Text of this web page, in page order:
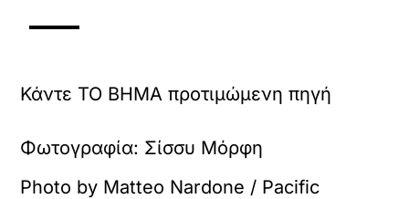
Κάντε TO BHMA προτιμώμενη πηγή
Φωτογραφία: Σίσσυ Μόρφη
Photo by Matteo Nardone / Pacific